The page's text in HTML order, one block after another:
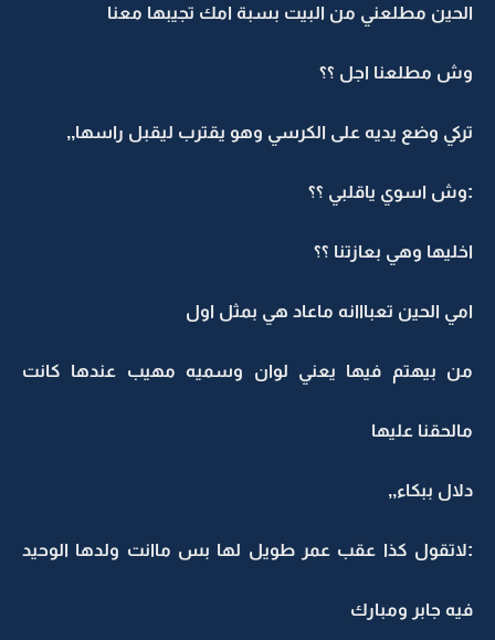
الحين مطلعني من البيت بسبة امك تجيبها معنا
وش مطلعنا اجل ؟؟
تركي وضع يديه على الكرسي وهو يقترب ليقبل راسها,,
:وش اسوي ياقلبي ؟؟
اخليها وهي بعازتنا ؟؟
امي الحين تعبااانه ماعاد هي بمثل اول
من بيهتم فيها يعني لوان وسميه مهيب عندها كانت
مالحقنا عليها
دلال ببكاء,,
:لاتقول كذا عقب عمر طويل لها بس ماانت ولدها الوحيد
فيه جابر ومبارك